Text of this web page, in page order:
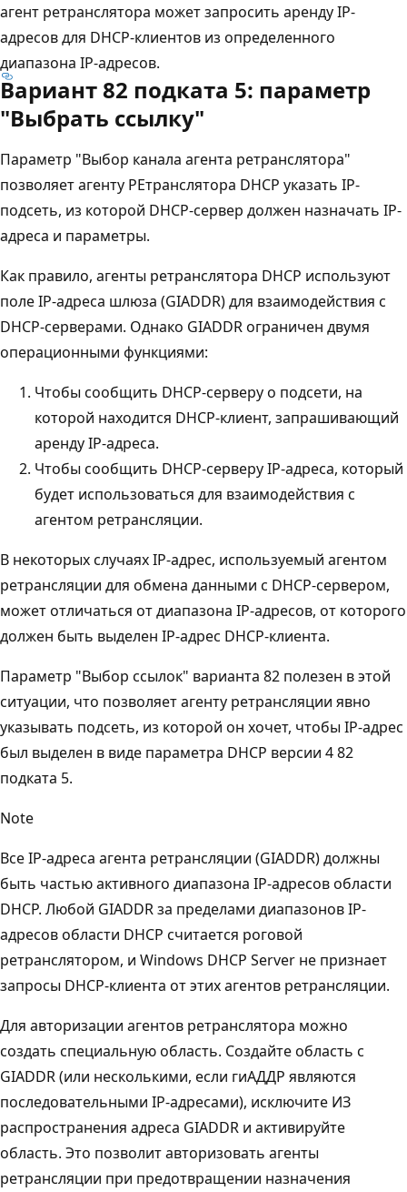
агент ретранслятора может запросить аренду IP-
адресов для DHCP-клиентов из определенного
диапазона IP-адресов.
Вариант 82 подката 5: параметр
"Выбрать ссылку"
Параметр "Выбор канала агента ретранслятора"
позволяет агенту РЕтранслятора DHCP указать IP-
подсеть, из которой DHCP-сервер должен назначать IP-
адреса и параметры.
Как правило, агенты ретранслятора DHCP используют
поле IP-адреса шлюза (GIADDR) для взаимодействия с
DHCP-серверами. Однако GIADDR ограничен двумя
операционными функциями:
Чтобы сообщить DHCP-серверу о подсети, на
которой находится DHCP-клиент, запрашивающий
аренду IP-адреса.
Чтобы сообщить DHCP-серверу IP-адреса, который
будет использоваться для взаимодействия с
агентом ретрансляции.
В некоторых случаях IP-адрес, используемый агентом
ретрансляции для обмена данными с DHCP-сервером,
может отличаться от диапазона IP-адресов, от которого
должен быть выделен IP-адрес DHCP-клиента.
Параметр "Выбор ссылок" варианта 82 полезен в этой
ситуации, что позволяет агенту ретрансляции явно
указывать подсеть, из которой он хочет, чтобы IP-адрес
был выделен в виде параметра DHCP версии 4 82
подката 5.
Note
Все IP-адреса агента ретрансляции (GIADDR) должны
быть частью активного диапазона IP-адресов области
DHCP. Любой GIADDR за пределами диапазонов IP-
адресов области DHCP считается роговой
ретранслятором, и Windows DHCP Server не признает
запросы DHCP-клиента от этих агентов ретрансляции.
Для авторизации агентов ретранслятора можно
создать специальную область. Создайте область с
GIADDR (или несколькими, если гиАДДР являются
последовательными IP-адресами), исключите ИЗ
распространения адреса GIADDR и активируйте
область. Это позволит авторизовать агенты
ретрансляции при предотвращении назначения